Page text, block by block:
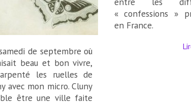
de septembre où
beau et bon vivre,
arpenté les ruelles de
avec mon micro. Cluny
être une ville faite
« confessions »
en France.